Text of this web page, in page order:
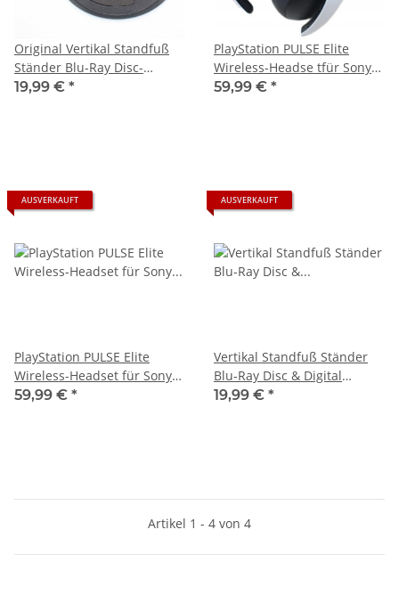
Original Vertikal Standfuß
Ständer Blu-Ray Disc-
Version für Sony Ps5
19,99 € *
PlayStation PULSE Elite
Wireless-Headse tfür Sony
Ps5 Playstation5 - gebraucht
59,99 € *
AUSVERKAUFT
PlayStation PULSE Elite
Wireless-Headset für Sony
Ps5 Playstation5 - gebraucht
59,99 € *
AUSVERKAUFT
Vertikal Standfuß Ständer
Blu-Ray Disc & Digital
Edition Version für Sony Ps5
19,99 € *
Artikel 1 - 4 von 4